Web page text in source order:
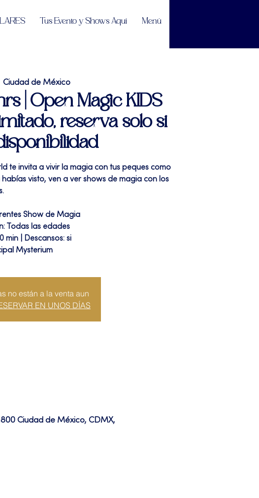
Tus Evento y Shows Aquí Menú
Ciudad de México
| Open Magic KIDS
reserva solo si
te invita a vivir la magia con tus peques como
visto, ven a ver shows de magia con los
Show de Magia
Todas las edades
min | Descansos: si
Mysterium
no están a la venta aun
EN UNOS DÍAS
Ciudad de México, CDMX,